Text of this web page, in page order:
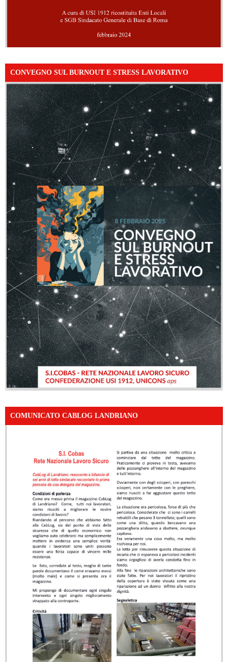
CONVEGNO SUL BURNOUT E STRESS LAVORATIVO
COMUNICATO CABLOG LANDRIANO